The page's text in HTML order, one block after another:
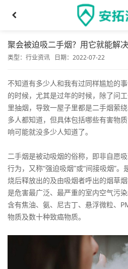
聚会被迫吸二手烟？用它就能解决
类型： 行业资讯 日期：2022-07-22
不知道有多少人和我有过同样尴尬的
的时候，尤其是过年的时候，除了问
里抽烟，导致一屋子里都是二手烟萦
多人都知道，但具体包括哪些有害物
响可能就没多少人知道了。
二手烟是被动吸烟的俗称，即非自愿
行为，又称“强迫吸烟”或“间接吸烟”
烧后释放出的及由吸烟者呼出的烟草
是危害最广泛、最严重的室内空气污
含有焦油、氨、尼古丁、悬浮微粒、
物质及数十种致癌物质。